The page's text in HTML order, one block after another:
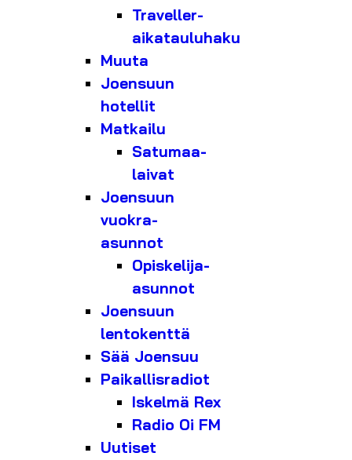
Traveller-
aikatauluhaku
Muuta
Joensuun
hotellit
Matkailu
Satumaa-
laivat
Joensuun
vuokra-
asunnot
Opiskelija-
asunnot
Joensuun
lentokenttä
Sää Joensuu
Paikallisradiot
Iskelmä Rex
Radio Oi FM
Uutiset